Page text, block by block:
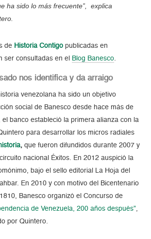
ha sido lo más frecuente”, explica
de Historia Contigo publicadas en
ser consultadas en el
Blog Banesco.
nos identifica y da arraigo
venezolana ha sido un objetivo
social de Banesco desde hace más de
el banco estableció la primera alianza con la
para desarrollar los micros radiales
,que fueron difundidos durante 2007 y
nacional Éxitos. En 2012 auspició la
bajo el sello editorial La Hoja del
En 2010 y con motivo del Bicentenario
Banesco organizó el Concurso de
de Venezuela, 200 años después”,
por Quintero.